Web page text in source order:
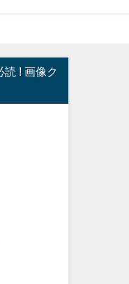
読 ! 画像ク